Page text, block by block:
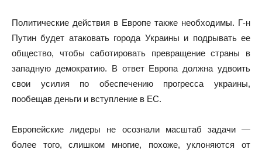
Политические действия в Европе также необходимы. Г-н
Путин будет атаковать города Украины и подрывать ее
общество, чтобы саботировать превращение страны в
западную демократию. В ответ Европа должна удвоить
свои усилия по обеспечению прогресса украины,
пообещав деньги и вступление в ЕС.
Европейские лидеры не осознали масштаб задачи —
более того, слишком многие, похоже, уклоняются от